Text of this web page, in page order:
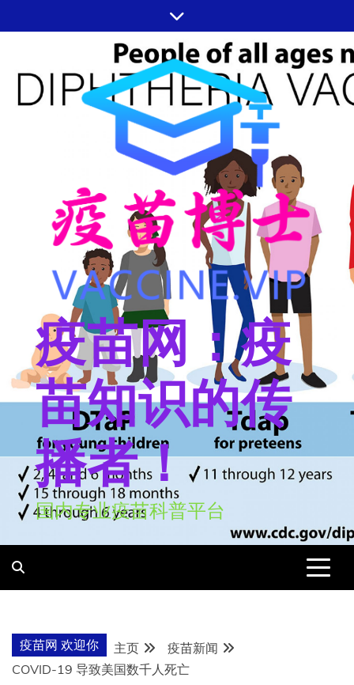
至
疫苗网：疫
苗知识的传
播者！
国内专业疫苗科普平台
疫苗网 欢迎你 主页
疫苗新闻
COVID-19 导致美国数千人死亡